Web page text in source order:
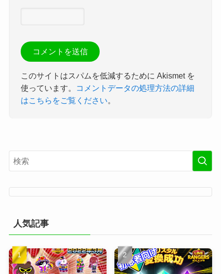
このサイトはスパムを低減するために Akismet を
使っています。
コメントデータの処理方法の詳細
はこちらをご覧ください。
人気記事